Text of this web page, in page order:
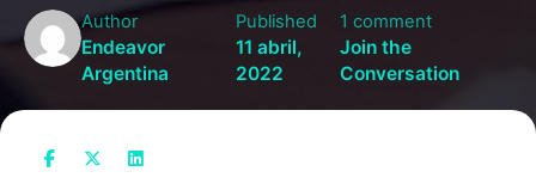
Author
Endeavor
Argentina
Published
11 abril,
2022
1 comment
Join the
Conversation